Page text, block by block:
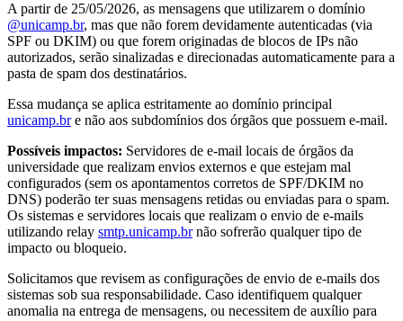
A partir de 25/05/2026, as mensagens que utilizarem o domínio
@unicamp.br, mas que não forem devidamente autenticadas (via
SPF ou DKIM) ou que forem originadas de blocos de IPs não
autorizados, serão sinalizadas e direcionadas automaticamente para a
pasta de spam dos destinatários.
Essa mudança se aplica estritamente ao domínio principal
unicamp.bre não aos subdomínios dos órgãos que possuem e-mail.
Possíveis impactos: Servidores de e-mail locais de órgãos da
universidade que realizam envios externos e que estejam mal
configurados (sem os apontamentos corretos de SPF/DKIM no
DNS) poderão ter suas mensagens retidas ou enviadas para o spam.
Os sistemas e servidores locais que realizam o envio de e-mails
utilizando relay smtp.unicamp.brnão sofrerão qualquer tipo de
impacto ou bloqueio.
Solicitamos que revisem as configurações de envio de e-mails dos
sistemas sob sua responsabilidade. Caso identifiquem qualquer
anomalia na entrega de mensagens, ou necessitem de auxílio para